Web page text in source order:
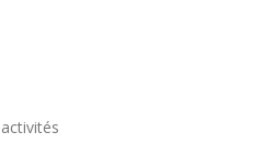
activités